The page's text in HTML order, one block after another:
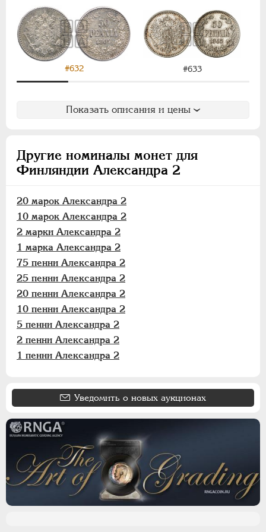
#632 #633
Показать описания и цены
Другие номиналы монет для
Финляндии Александра 2
20 марок Александра 2
10 марок Александра 2
2 марки Александра 2
1 марка Александра 2
75 пенни Александра 2
25 пенни Александра 2
20 пенни Александра 2
10 пенни Александра 2
5 пенни Александра 2
2 пенни Александра 2
1 пенни Александра 2
Уведомить о новых аукционах
1 марка
75 пенни
50 пенни
25 пенни
10 пенни
АЛЕКСАНДР III 1881-1894
ВРЕМЕННОЕ ПРАВ. 1917-1918
ИНОСТРАННЫЕ 1768-1918